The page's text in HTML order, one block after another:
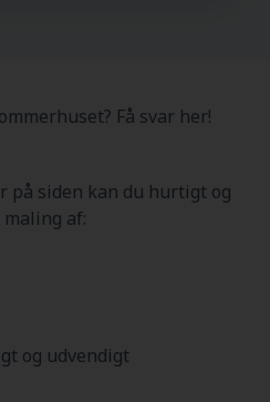
Få svar her!
på siden kan du hurtigt og
af:
og udvendigt